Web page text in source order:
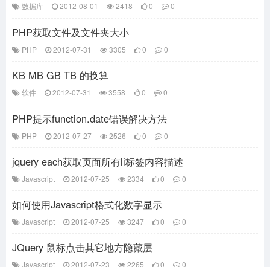
数据库 2012-08-01 2418 0 0
PHP获取文件及文件夹大小
PHP 2012-07-31 3305 0 0
KB MB GB TB 的换算
软件 2012-07-31 3558 0 0
PHP提示function.date错误解决方法
PHP 2012-07-27 2526 0 0
jquery each获取页面所有li标签内容描述
Javascript 2012-07-25 2334 0 0
如何使用Javascript格式化数字显示
Javascript 2012-07-25 3247 0 0
JQuery 鼠标点击其它地方隐藏层
Javascript 2012-07-23 2265 0 0